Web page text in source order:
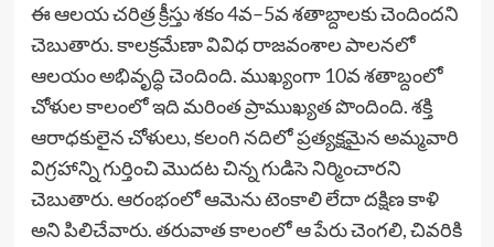
ఈ ఆలయ చరిత్ర క్రీస్తు శకం 4వ–5వ శతాబ్దాలకు చెందిందని
చెబుతారు. కాలక్రమేణా వివిధ రాజవంశాల పాలనలో
ఆలయం అభివృద్ధి చెందింది. ముఖ్యంగా 10వ శతాబ్దంలో
చోళుల కాలంలో ఇది మరింత ప్రాముఖ్యత పొందింది. శక్తి
ఆరాధకులైన చోళులు, కలంగి నదిలో ప్రత్యక్షమైన అమ్మవారి
విగ్రహాన్ని గుర్తించి మొదట చిన్న గుడిసె నిర్మించారని
చెబుతారు. ఆరంభంలో ఆమెను టెంకాలి లేదా దక్షిణ కాళి
అని పిలిచేవారు. తరువాత కాలంలో ఆ పేరు చెంగలి, చివరికి